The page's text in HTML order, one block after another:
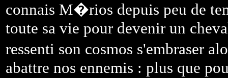
connais M�rios depuis peu de
toute sa vie pour devenir un
ressenti son cosmos
abattre nos ennemis : plus que